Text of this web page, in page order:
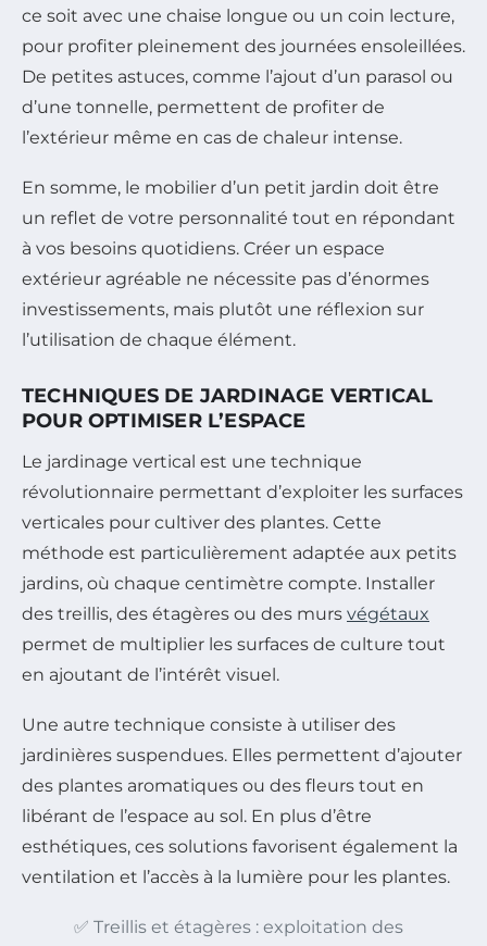
ce soit avec une chaise longue ou un coin lecture,
pour profiter pleinement des journées ensoleillées.
De petites astuces, comme l’ajout d’un parasol ou
d’une tonnelle, permettent de profiter de
l’extérieur même en cas de chaleur intense.
En somme, le mobilier d’un petit jardin doit être
un reflet de votre personnalité tout en répondant
à vos besoins quotidiens. Créer un espace
extérieur agréable ne nécessite pas d’énormes
investissements, mais plutôt une réflexion sur
l’utilisation de chaque élément.
TECHNIQUES DE JARDINAGE VERTICAL
POUR OPTIMISER L’ESPACE
Le jardinage vertical est une technique
révolutionnaire permettant d’exploiter les surfaces
verticales pour cultiver des plantes. Cette
méthode est particulièrement adaptée aux petits
jardins, où chaque centimètre compte. Installer
des treillis, des étagères ou des murs végétaux
permet de multiplier les surfaces de culture tout
en ajoutant de l’intérêt visuel.
Une autre technique consiste à utiliser des
jardinières suspendues. Elles permettent d’ajouter
des plantes aromatiques ou des fleurs tout en
libérant de l’espace au sol. En plus d’être
esthétiques, ces solutions favorisent également la
ventilation et l’accès à la lumière pour les plantes.
✅ Treillis et étagères : exploitation des